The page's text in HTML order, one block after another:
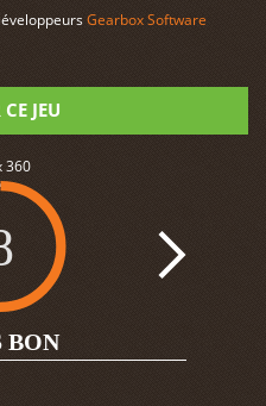
Gearbox Software
JEU
360
BON